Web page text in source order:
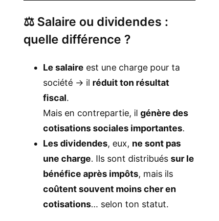
⚖️ Salaire ou dividendes :
quelle différence ?
Le salaire est une charge pour ta
société → il réduit ton résultat
fiscal.
Mais en contrepartie, il génère des
cotisations sociales importantes.
Les dividendes, eux, ne sont pas
une charge. Ils sont distribués sur le
bénéfice après impôts, mais ils
coûtent souvent moins cher en
cotisations… selon ton statut.